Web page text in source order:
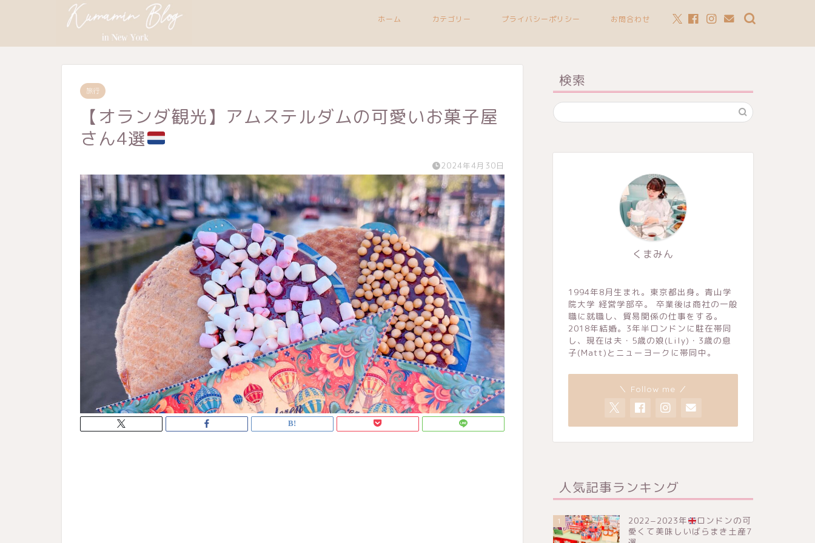
ホーム カテゴリー プライバシーポリシー お問合わせ
旅行
【オランダ観光】アムステルダムの可愛いお菓子屋
さん4選
2024年4月30日
検索
くまみん
1994年8月生まれ。東京都出身。青山学
院大学 経営学部卒。 卒業後は商社の一般
職に就職し、貿易関係の仕事をする。
2018年結婚。3年半ロンドンに駐在帯同
し、現在は夫・5歳の娘(Lily)・3歳の息
子(Matt)とニューヨークに帯同中。
＼ Follow me ／
人気記事ランキング
1 2022−2023年
ロンドンの可
愛くて美味しいばらまき土産7